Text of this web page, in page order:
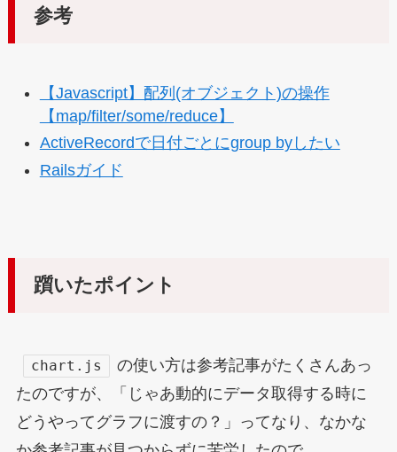
参考
【Javascript】配列(オブジェクト)の操作
【map/filter/some/reduce】
ActiveRecordで日付ごとにgroup byしたい
Railsガイド
躓いたポイント
chart.js
の使い方は参考記事がたくさんあっ
たのですが、「じゃあ動的にデータ取得する時に
どうやってグラフに渡すの？」ってなり、なかな